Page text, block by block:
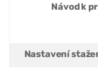
Návod k
Nastavení